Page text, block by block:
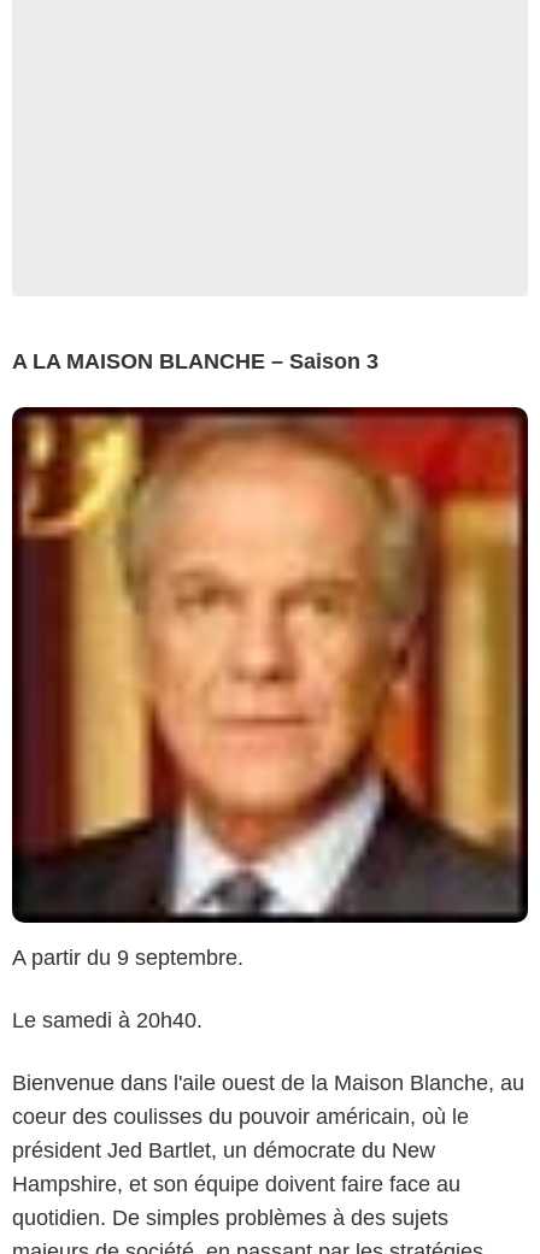
A LA MAISON BLANCHE – Saison 3
A partir du 9 septembre.
Le samedi à 20h40.
Bienvenue dans l'aile ouest de la Maison Blanche, au
coeur des coulisses du pouvoir américain, où le
président Jed Bartlet, un démocrate du New
Hampshire, et son équipe doivent faire face au
quotidien. De simples problèmes à des sujets